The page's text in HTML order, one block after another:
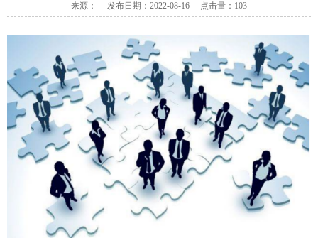
来源： 发布日期：2022-08-16 点击量： 103